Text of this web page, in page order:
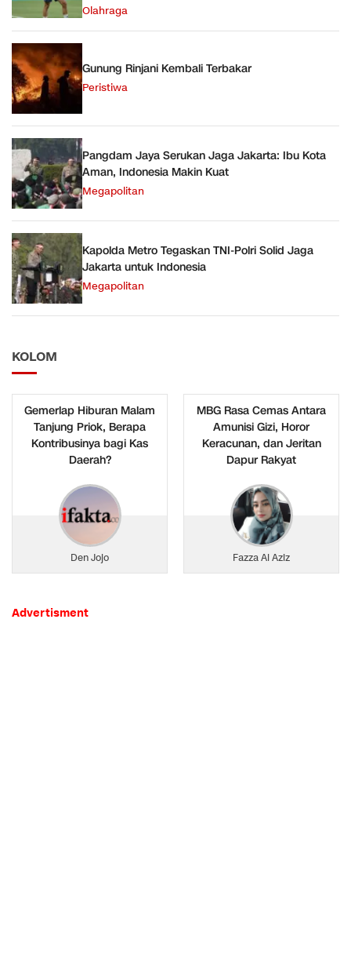
Olahraga
Gunung Rinjani Kembali Terbakar
Peristiwa
Pangdam Jaya Serukan Jaga Jakarta: Ibu Kota
Aman, Indonesia Makin Kuat
Megapolitan
Kapolda Metro Tegaskan TNI-Polri Solid Jaga
Jakarta untuk Indonesia
Megapolitan
KOLOM
Gemerlap Hiburan Malam
Tanjung Priok, Berapa
Kontribusinya bagi Kas
Daerah?
Den Jojo
MBG Rasa Cemas Antara
Amunisi Gizi, Horor
Keracunan, dan Jeritan
Dapur Rakyat
Fazza Al Aziz
Advertisment